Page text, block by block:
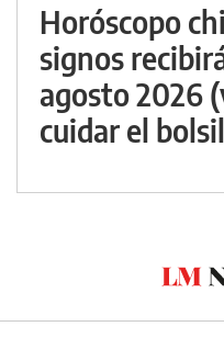
Horóscopo
signos
agosto 2026
cuidar el